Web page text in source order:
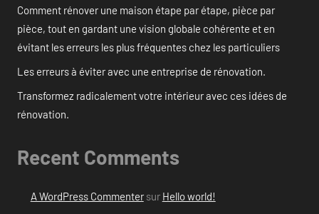
Comment rénover une maison étape par étape, pièce par
pièce, tout en gardant une vision globale cohérente et en
évitant les erreurs les plus fréquentes chez les particuliers
Les erreurs à éviter avec une entreprise de rénovation.
Transformez radicalement votre intérieur avec ces idées de
rénovation.
Recent Comments
A WordPress Commentersur Hello world!